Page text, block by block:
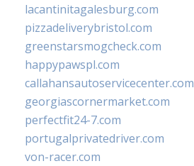
lacantinitagalesburg.com
pizzadeliverybristol.com
greenstarsmogcheck.com
happypawspl.com
callahansautoservicecenter.com
georgiascornermarket.com
perfectfit24-7.com
portugalprivatedriver.com
von-racer.com